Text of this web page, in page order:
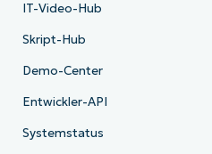
IT-Video-Hub
Skript-Hub
Demo-Center
Entwickler-API
Systemstatus